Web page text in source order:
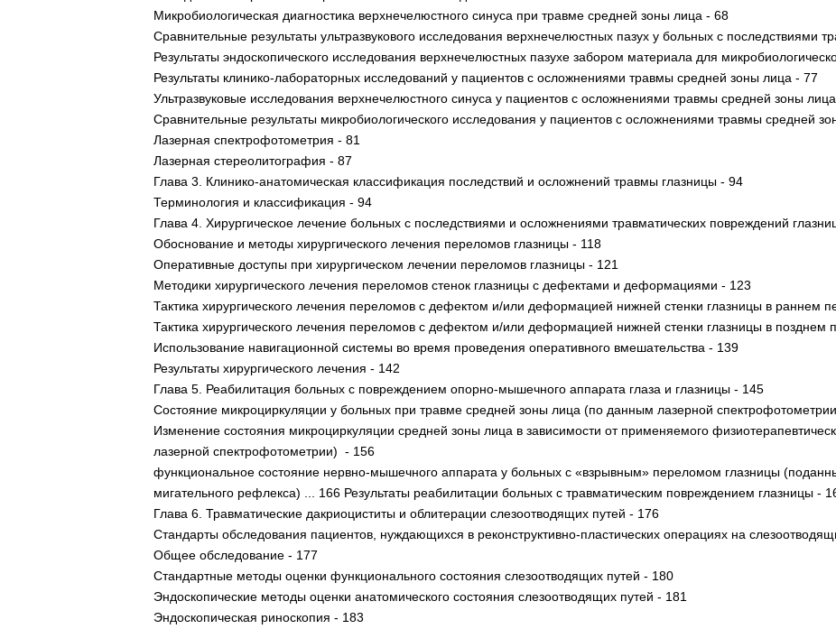
Микробиологическая диагностика верхнечелюстного синуса при травме средней зоны лица - 68
Сравнительные результаты ультразвукового исследования верхнечелюстных пазух у больных с последствиями
Результаты эндоскопического исследования верхнечелюстных пазухе забором материала для
Результаты клинико-лабораторных исследований у пациентов с осложнениями травмы средней зоны лица - 77
Ультразвуковые исследования верхнечелюстного синуса у пациентов с осложнениями травмы средней зоны
Сравнительные результаты микробиологического исследования у пациентов с осложнениями травмы средней
Лазерная спектрофотометрия - 81
Лазерная стереолитография - 87
Глава 3. Клинико-анатомическая классификация последствий и осложнений травмы глазницы - 94
Терминология и классификация - 94
Глава 4. Хирургическое лечение больных с последствиями и осложнениями травматических повреждений
Обоснование и методы хирургического лечения переломов глазницы - 118
Оперативные доступы при хирургическом лечении переломов глазницы - 121
Методики хирургического лечения переломов стенок глазницы с дефектами и деформациями - 123
Тактика хирургического лечения переломов с дефектом и/или деформацией нижней стенки глазницы в раннем
Тактика хирургического лечения переломов с дефектом и/или деформацией нижней стенки глазницы в позднем
Использование навигационной системы во время проведения оперативного вмешательства - 139
Результаты хирургического лечения - 142
Глава 5. Реабилитация больных с повреждением опорно-мышечного аппарата глаза и глазницы - 145
Состояние микроциркуляции у больных при травме средней зоны лица (по данным лазерной
Изменение состояния микроциркуляции средней зоны лица в зависимости от применяемого
лазерной спектрофотометрии) - 156
функциональное состояние нервно-мышечного аппарата у больных с «взрывным» переломом глазницы
мигательного рефлекса) ... 166 Результаты реабилитации больных с травматическим повреждением глазницы -
Глава 6. Травматические дакриоциститы и облитерации слезоотводящих путей - 176
Стандарты обследования пациентов, нуждающихся в реконструктивно-пластических операциях на
Общее обследование - 177
Стандартные методы оценки функционального состояния слезоотводящих путей - 180
Эндоскопические методы оценки анатомического состояния слезоотводящих путей - 181
Эндоскопическая риноскопия - 183